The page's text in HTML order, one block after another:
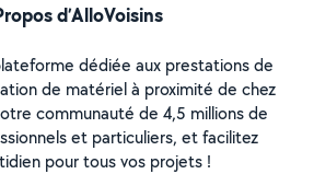
d’AlloVoisins
dédiée aux prestations de
de matériel à proximité de chez
communauté de 4,5 millions de
et particuliers, et facilitez
pour tous vos projets !